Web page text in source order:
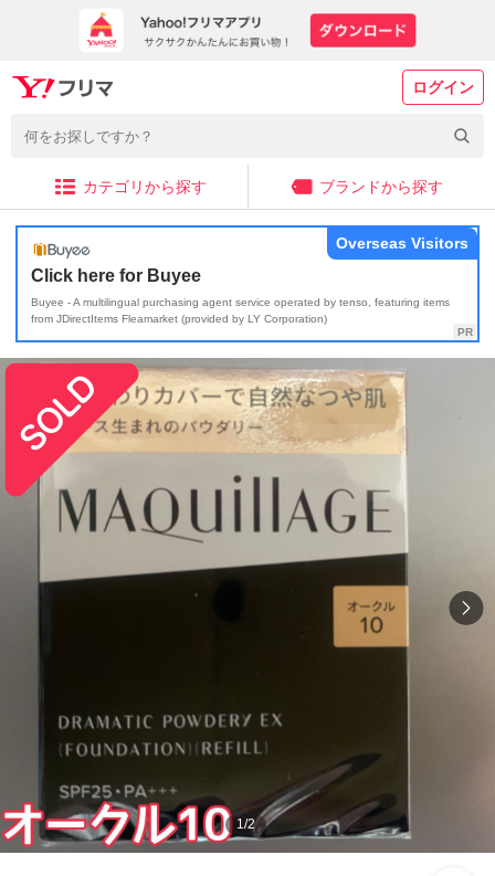
ログイン
カテゴリから探す ブランドから探す
Click here for Buyee
Buyee - A multilingual purchasing agent service operated by tenso, featuring items
from JDirectItems Fleamarket (provided by LY Corporation)
Overseas Visitors
1/2